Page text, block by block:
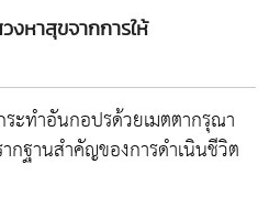
หาสุขจากการให้
ะทำอันกอปรด้วยเมตตากรุณา
กฐานสำคัญของการดำเนินชีวิต